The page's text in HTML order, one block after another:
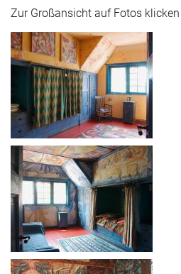
Zur Großansicht auf Fotos klicken